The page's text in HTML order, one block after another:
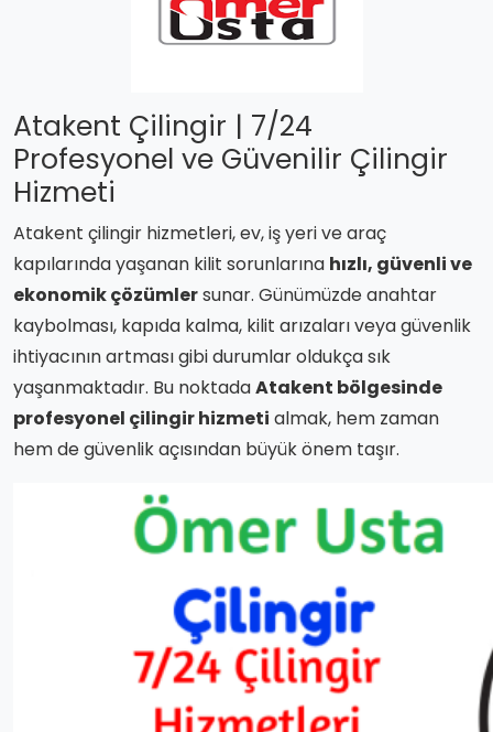
Atakent Çilingir | 7/24
Profesyonel ve Güvenilir Çilingir
Hizmeti
Atakent çilingir hizmetleri, ev, iş yeri ve araç
kapılarında yaşanan kilit sorunlarına hızlı, güvenli ve
ekonomik çözümlersunar. Günümüzde anahtar
kaybolması, kapıda kalma, kilit arızaları veya güvenlik
ihtiyacının artması gibi durumlar oldukça sık
yaşanmaktadır. Bu noktadaAtakent bölgesinde
profesyonel çilingir hizmeti almak, hem zaman
hem de güvenlik açısından büyük önem taşır.